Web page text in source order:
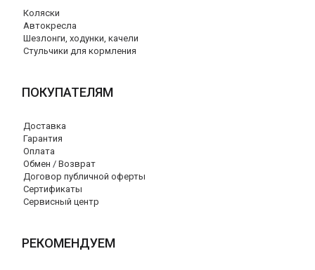
Коляски
Автокресла
Шезлонги, ходунки, качели
Стульчики для кормления
ПОКУПАТЕЛЯМ
Доставка
Гарантия
Оплата
Обмен / Возврат
Договор публичной оферты
Сертификаты
Сервисный центр
РЕКОМЕНДУЕМ